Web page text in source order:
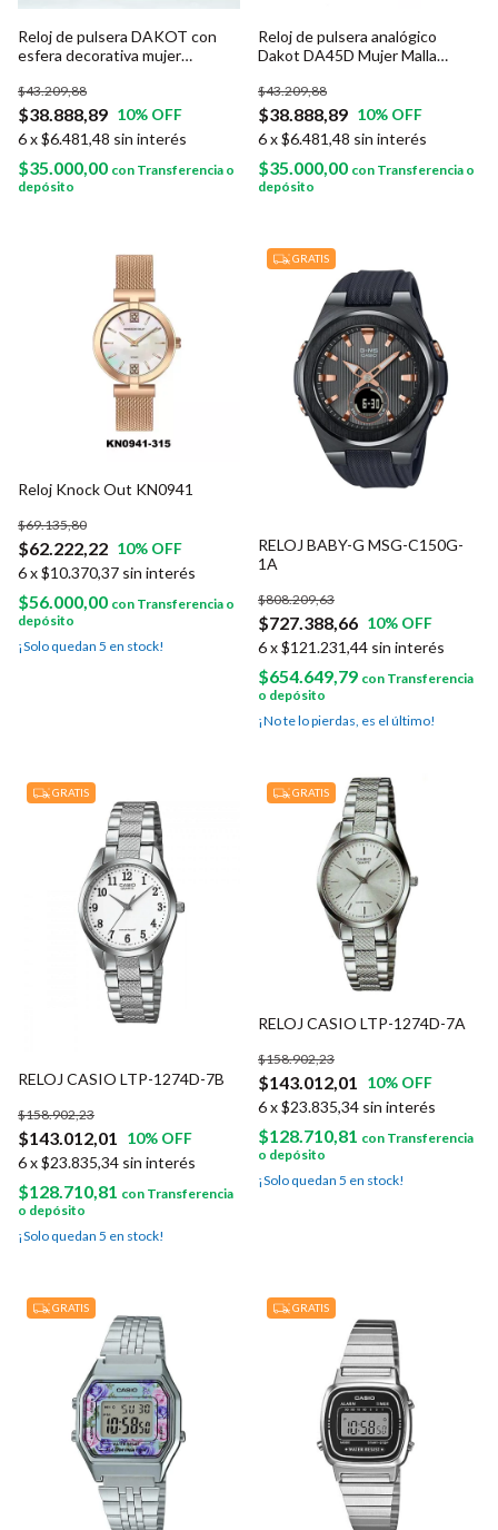
Reloj de pulsera DAKOT con
esfera decorativa mujer
$38.888,89
$43.209,88
10% OFF
6x$6.481,48 sin interés
$35.000,00 con Transferencia o
depósito
Reloj de pulsera analógico
Dakot DA45D Mujer Malla
$38.888,89
$43.209,88
10% OFF
6x$6.481,48 sin interés
$35.000,00 con Transferencia o
depósito
Reloj Knock Out KN0941
$62.222,22
$69.135,80
10% OFF
6x$10.370,37 sin interés
$56.000,00 con Transferencia o
depósito
¡Solo quedan 5 en stock!
GRATIS
RELOJ BABY-G MSG-C150G-
1A
$727.388,66
$808.209,63
10% OFF
6x$121.231,44 sin interés
$654.649,79 con Transferencia
o depósito
¡No te lo pierdas, es el último!
GRATIS
RELOJ CASIO LTP-1274D-7B
$143.012,01
$158.902,23
10% OFF
6x$23.835,34 sin interés
$128.710,81 con Transferencia
o depósito
¡Solo quedan 5 en stock!
GRATIS
RELOJ CASIO LTP-1274D-7A
$143.012,01
$158.902,23
10% OFF
6x$23.835,34 sin interés
$128.710,81 con Transferencia
o depósito
¡Solo quedan 5 en stock!
GRATIS GRATIS